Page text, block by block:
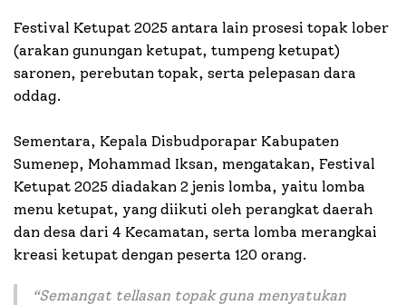
Festival Ketupat 2025 antara lain prosesi topak lober
(arakan gunungan ketupat, tumpeng ketupat)
saronen, perebutan topak, serta pelepasan dara
oddag.
Sementara, Kepala Disbudporapar Kabupaten
Sumenep, Mohammad Iksan, mengatakan, Festival
Ketupat 2025 diadakan 2 jenis lomba, yaitu lomba
menu ketupat, yang diikuti oleh perangkat daerah
dan desa dari 4 Kecamatan, serta lomba merangkai
kreasi ketupat dengan peserta 120 orang.
“Semangat tellasan topak guna menyatukan